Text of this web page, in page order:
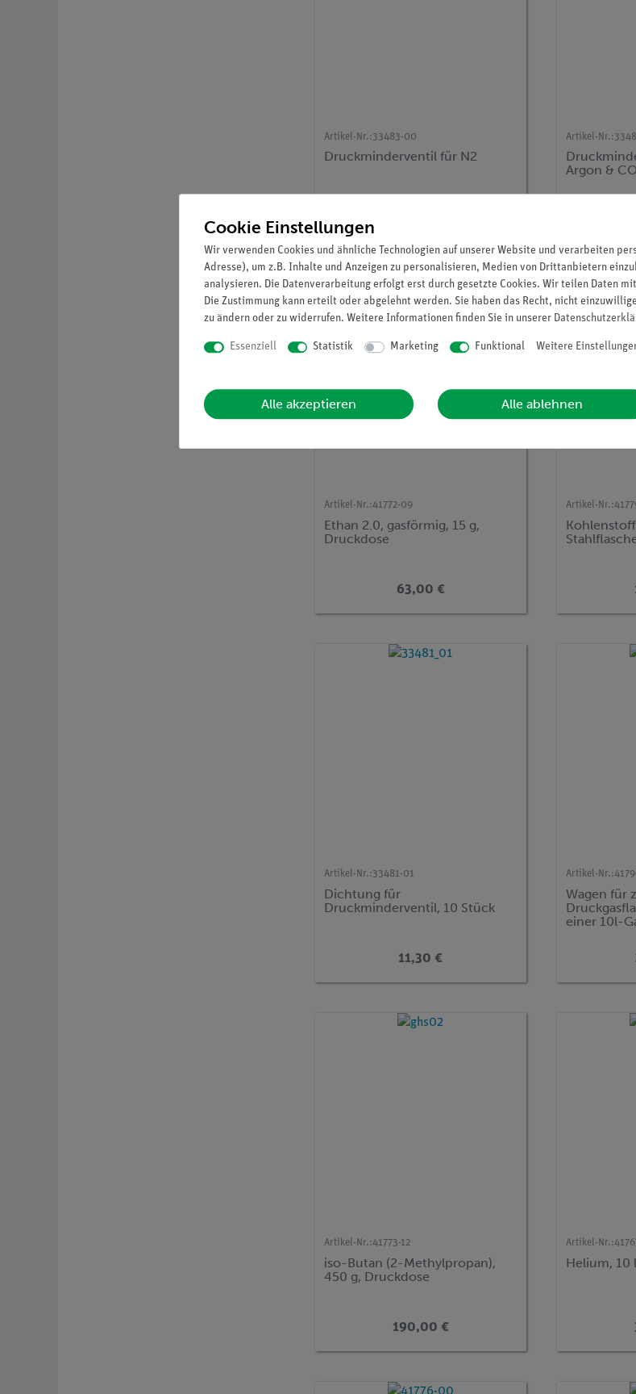
Artikel-Nr.:33483-00
Druckminderventil für N2
Artikel-Nr.:
Argon &
Artikel-Nr.:41772-09
Ethan 2.0, gasförmig, 15 g,
Druckdose
63,00 €
Artikel-Nr.:
Artikel-Nr.:33481-01
Dichtung für
Druckminderventil, 10 Stück
11,30 €
Artikel-Nr.:
Wagen für
einer 10l-
Artikel-Nr.:41773-12
iso-Butan (2-Methylpropan),
450 g, Druckdose
190,00 €
Artikel-Nr.:
Helium, 10
Cookie Einstellungen
Wir verwenden Cookies und ähnliche Technologien auf unserer Website und verarbeiten
Adresse), um z.B. Inhalte und Anzeigen zu personalisieren, Medien von Drittanbietern
analysieren. Die Datenverarbeitung erfolgt erst durch gesetzte Cookies. Wir teilen Daten
Die Zustimmung kann erteilt oder abgelehnt werden. Sie haben das Recht, nicht
zu ändern oder zu widerrufen. Weitere Informationen finden Sie in unserer
Essenziell Statistik Marketing Funktional Weitere
Alle akzeptieren Alle ablehnen